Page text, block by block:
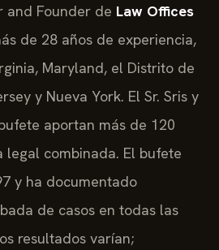
and Founder de Law Offices
de 28 años de experiencia,
Maryland, el Distrito de
y Nueva York. El Sr. Sris y
aportan más de 120
legal combinada. El bufete
y ha documentado
de casos en todas las
resultados varían;